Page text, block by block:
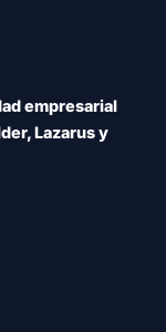
empresarial
Lazarus y